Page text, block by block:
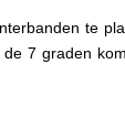
te
7 graden